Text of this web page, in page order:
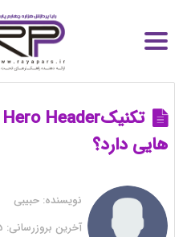
هایی دارد؟
نویسنده: حبیبی
آخرین بروزرسانی: